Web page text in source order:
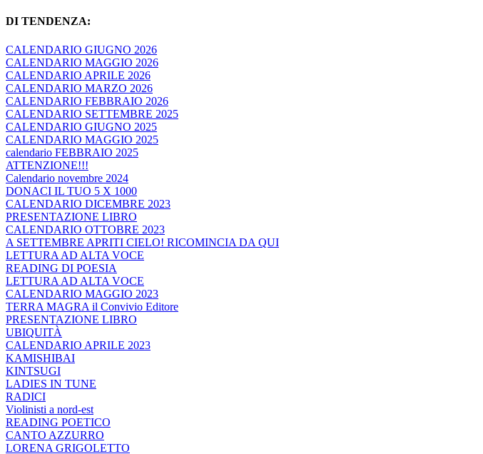
DI TENDENZA:
CALENDARIO GIUGNO 2026
CALENDARIO MAGGIO 2026
CALENDARIO APRILE 2026
CALENDARIO MARZO 2026
CALENDARIO FEBBRAIO 2026
CALENDARIO SETTEMBRE 2025
CALENDARIO GIUGNO 2025
CALENDARIO MAGGIO 2025
calendario FEBBRAIO 2025
ATTENZIONE!!!
Calendario novembre 2024
DONACI IL TUO 5 X 1000
CALENDARIO DICEMBRE 2023
PRESENTAZIONE LIBRO
CALENDARIO OTTOBRE 2023
A SETTEMBRE APRITI CIELO! RICOMINCIA DA QUI
LETTURA AD ALTA VOCE
READING DI POESIA
LETTURA AD ALTA VOCE
CALENDARIO MAGGIO 2023
TERRA MAGRA il Convivio Editore
PRESENTAZIONE LIBRO
UBIQUITÀ
CALENDARIO APRILE 2023
KAMISHIBAI
KINTSUGI
LADIES IN TUNE
RADICI
Violinisti a nord-est
READING POETICO
CANTO AZZURRO
LORENA GRIGOLETTO